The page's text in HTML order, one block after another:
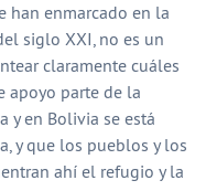
han enmarcado en la
siglo XXI, no es un
claramente cuáles
apoyo parte de la
y en Bolivia se está
y que los pueblos y los
ahí el refugio y la